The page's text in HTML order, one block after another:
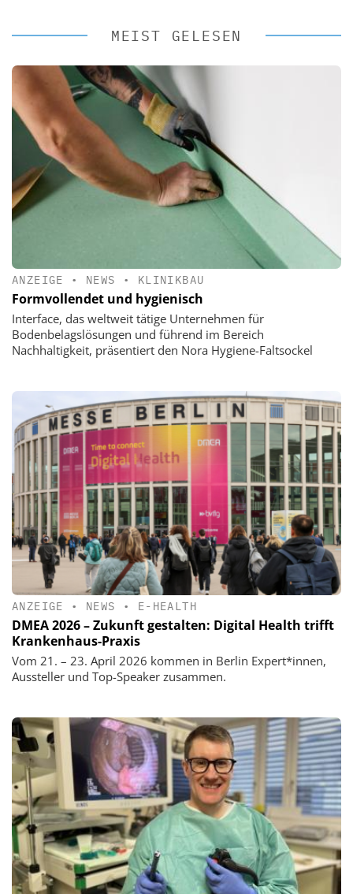
MEIST GELESEN
ANZEIGE • NEWS • KLINIKBAU
Formvollendet und hygienisch
Interface, das weltweit tätige Unternehmen für
Bodenbelagslösungen und führend im Bereich
Nachhaltigkeit, präsentiert den Nora Hygiene-Faltsockel
ANZEIGE • NEWS • E-HEALTH
DMEA 2026 – Zukunft gestalten: Digital Health trifft
Krankenhaus-Praxis
Vom 21. – 23. April 2026 kommen in Berlin Expert*innen,
Aussteller und Top-Speaker zusammen.